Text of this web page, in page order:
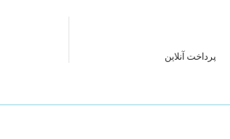
پرداخت آنلاین